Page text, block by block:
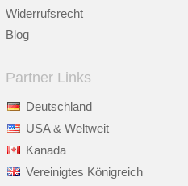
Widerrufsrecht
Blog
Partner Links
Deutschland
USA & Weltweit
Kanada
Vereinigtes Königreich